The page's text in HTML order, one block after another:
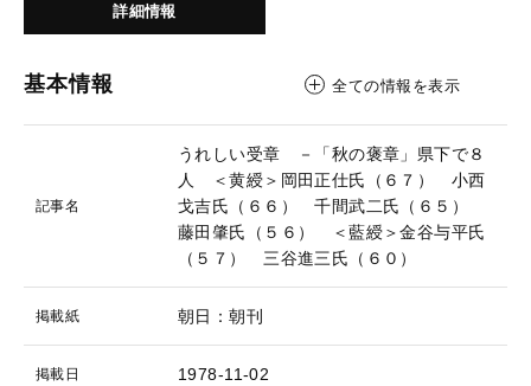
詳細情報
基本情報 全ての情報を表示
記事名
うれしい受章 －「秋の褒章」県下で８
人 ＜黄綬＞岡田正仕氏（６７） 小西
戈吉氏（６６） 千間武二氏（６５）
藤田肇氏（５６） ＜藍綬＞金谷与平氏
（５７） 三谷進三氏（６０）
掲載紙 朝日：朝刊
掲載日 1978-11-02